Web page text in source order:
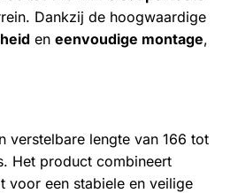
Dankzij de hoogwaardige
en eenvoudige montage,
verstelbare lengte van 166 tot
Het product combineert
voor een stabiele en veilige